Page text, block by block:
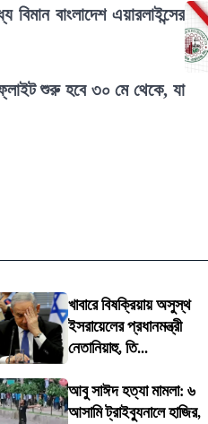
বাংলাদেশ এয়ারলাইন্সের
শুরু হবে ৩০ মে থেকে, যা
খাবারে বিষক্রিয়ায় অসুস্থ
ইসরায়েলের প্রধানমন্ত্রী
নেতানিয়াহু, তি...
আবু সাঈদ হত্যা মামলা: ৬
আসামি ট্রাইব্যুনালে হাজির,